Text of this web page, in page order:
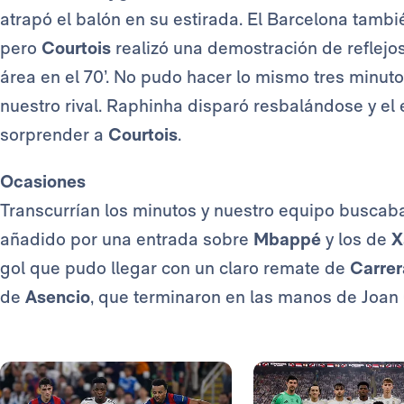
atrapó el balón en su estirada. El Barcelona
pero Courtois realizó una demostración de
área en el 70’. No pudo hacer lo mismo tres
nuestro rival. Raphinha disparó resbalándose y el
sorprender a Courtois.
Ocasiones
Transcurrían los minutos y nuestro equipo
añadido por una entrada sobre Mbappé y los de
gol que pudo llegar con un claro remate de
de Asencio, que terminaron en las manos de Joan